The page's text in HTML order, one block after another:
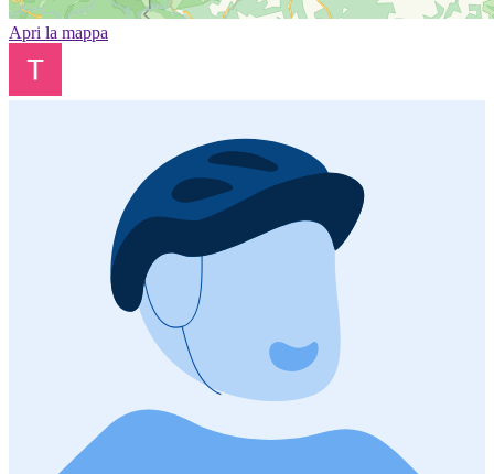
Apri la mappa